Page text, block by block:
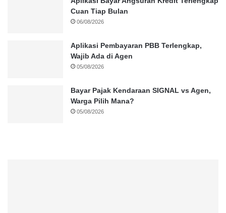
Cuan Tiap Bulan
06/08/2026
Aplikasi Pembayaran PBB Terlengkap,
Wajib Ada di Agen
05/08/2026
Bayar Pajak Kendaraan SIGNAL vs Agen,
Warga Pilih Mana?
05/08/2026